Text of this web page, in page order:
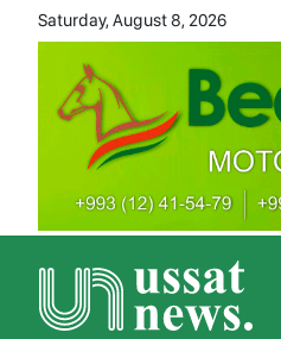
Saturday, August 8, 2026